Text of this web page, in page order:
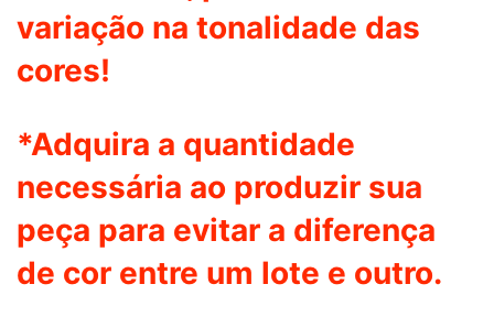
variação na tonalidade das
cores!
*Adquira a quantidade
necessária ao produzir sua
peça para evitar a diferença
de cor entre um lote e outro.